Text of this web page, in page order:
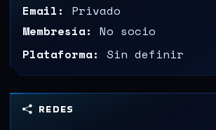
Email:
Privado
Membresía: No socio
Plataforma: Sin definir
REDES